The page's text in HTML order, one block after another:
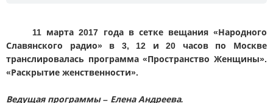
11 марта 2017 года в сетке вещания «Народного
Славянского радио» в 3, 12 и 20 часов по Москве
транслировалась программа «Пространство Женщины».
«Раскрытие женственности».
Ведущая программы – Елена Андреева.